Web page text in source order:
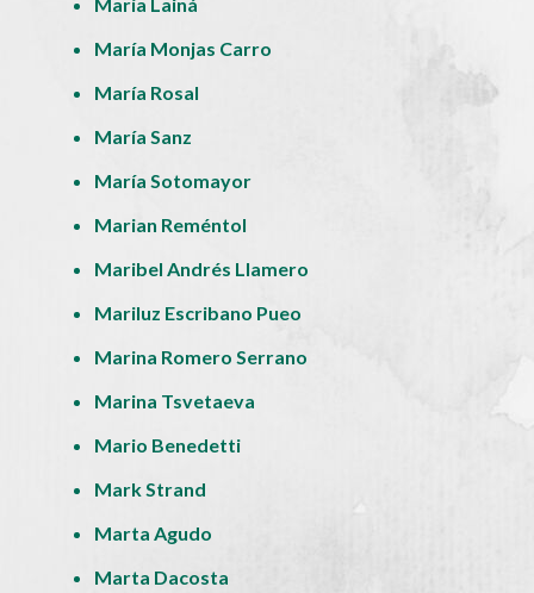
María Monjas Carro
María Rosal
María Sanz
María Sotomayor
Marian Reméntol
Maribel Andrés Llamero
Mariluz Escribano Pueo
Marina Romero Serrano
Marina Tsvetaeva
Mario Benedetti
Mark Strand
Marta Agudo
Marta Dacosta